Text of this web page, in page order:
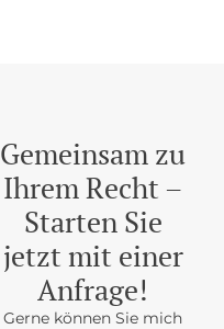
Gemeinsam zu
Ihrem Recht –
Starten Sie
jetzt mit einer
Anfrage!
Gerne können Sie mich